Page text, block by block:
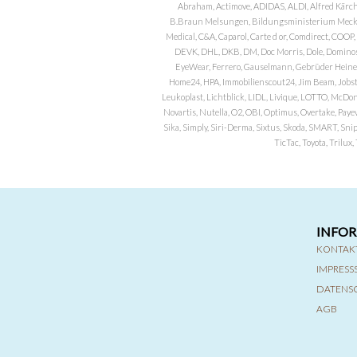
Abraham, Actimove, ADIDAS, ALDI, Alfred
B.Braun Melsungen, Bildungsministerium
Medical, C&A, Caparol, Carte d or, Comdirect,
DEVK, DHL, DKB, DM, Doc Morris, Dole,
EyeWear, Ferrero, Gauselmann, Gebrüder
Home24, HPA, Immobilienscout24, Jim Beam,
Leukoplast, Lichtblick, LIDL, Livique, LOTTO,
Novartis, Nutella, O2, OBI, Optimus, Overtake,
Sika, Simply, Siri-Derma, Sixtus, Skoda, SMART,
TicTac, Toyota,
AGB